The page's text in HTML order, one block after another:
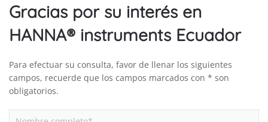
Gracias por su interés en
HANNA® instruments Ecuador
Para efectuar su consulta, favor de llenar los siguientes
campos, recuerde que los campos marcados con * son
obligatorios.